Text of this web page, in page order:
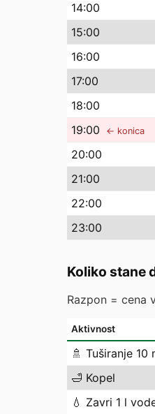
14:00
15:00
16:00
17:00
18:00
19:00 ← konica
20:00
21:00
22:00
23:00
Koliko stane
Razpon = cena
Aktivnost
🚿 Tuširanje 10
🛁 Kopel
💧 Zavri 1 l